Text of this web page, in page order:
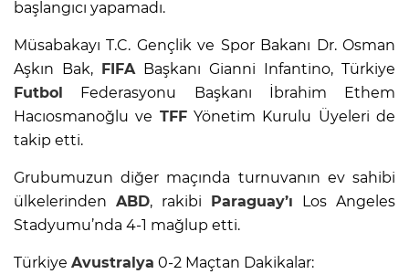
başlangıcı yapamadı.
Müsabakayı T.C. Gençlik ve Spor Bakanı Dr. Osman
Aşkın Bak, FIFA Başkanı Gianni Infantino, Türkiye
Futbol Federasyonu Başkanı İbrahim Ethem
Hacıosmanoğlu ve TFFYönetim Kurulu Üyeleri de
takip etti.
Grubumuzun diğer maçında turnuvanın ev sahibi
ülkelerinden ABD, rakibi Paraguay’ı Los Angeles
Stadyumu’nda 4-1 mağlup etti.
Türkiye Avustralya 0-2 Maçtan Dakikalar: